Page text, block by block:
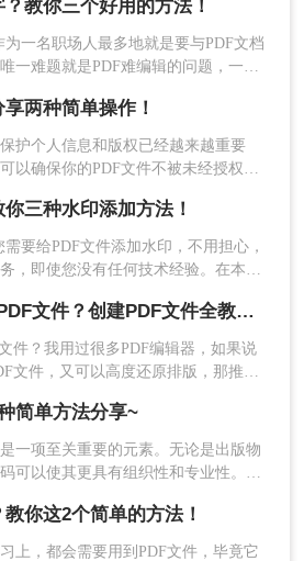
您想要的水印文本。
颜色和位置，使其看起来像水
PDF文件。
Acrobat Pro
一款功能强大的PDF编辑软
印添加选项。下面以Adobe
操作为例。
Pro，然后打开您想要添加
，选择“水印”下面的“添加”。
将介绍几种添加水印的方法，适合不
教你三个好用的方法！
一名职场人最多地就是要与PDF文档
一难题就是PDF难编辑的问题，一款
两种简单操作！
护个人信息和版权已经越来越重要
以确保你的PDF文件不被未经授权的
今天教大家两种可以轻松实现pdf如何
习吧！
三种水印添加方法！
要给PDF文件添加水印，不用担心，
，即使您没有任何技术经验。在本文
使用Adobe Acrobat、转转大师PDF编
添加水印。让我们开始吧！
如何创建可编辑的PDF文件？创建PDF文件全教程版
件？我用过很多PDF编辑器，如果说
文件，又可以高度还原排版，那推荐
起来了解下吧。
简单方法分享~
一项至关重要的元素。无论是出版物
可以使其更具有组织性和专业性。在
中添加专业的页码。
你这2个简单的方法！
上，都会需要用到PDF文件，毕竟它